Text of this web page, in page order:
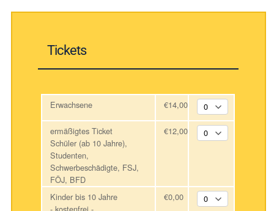
Tickets
Erwachsene €14,00
ermäßigtes Ticket
Schüler (ab 10 Jahre),
Studenten,
Schwerbeschädigte, FSJ,
FÖJ, BFD
€12,00
Kinder bis 10 Jahre
- kostenfrei -
€0,00